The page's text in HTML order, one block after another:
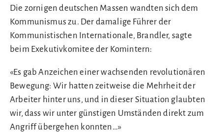
Die zornigen deutschen Massen wandten sich dem
Kommunismus zu. Der damalige Führer der
Kommunistischen Internationale, Brandler, sagte
beim Exekutivkomitee der Komintern:
«Es gab Anzeichen einer wachsenden revolutionären
Bewegung: Wir hatten zeitweise die Mehrheit der
Arbeiter hinter uns, und in dieser Situation glaubten
wir, dass wir unter günstigen Umständen direkt zum
Angriff übergehen konnten…»